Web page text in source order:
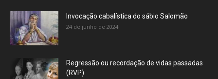
Invocação cabalística do sábio Salomão
24 de junho de 2024
Regressão ou recordação de vidas passadas
(RVP)